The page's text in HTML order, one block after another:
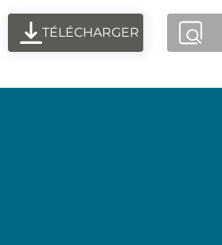
TÉLÉCHARGER